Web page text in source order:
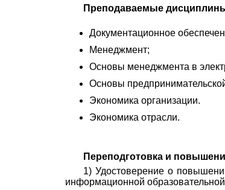
Преподаваемые
Документационное
Менеджмент;
Основы менеджмента в
Основы
Экономика организации.
Экономика отрасли.
Переподготовка и
1) Удостоверение о
информационной